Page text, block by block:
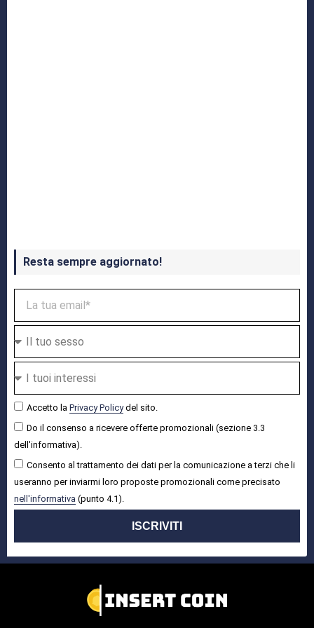
Resta sempre aggiornato!
Accetto la Privacy Policydel sito.
Do il consenso a ricevere offerte promozionali (sezione 3.3
dell'informativa).
Consento al trattamento dei dati per la comunicazione a terzi che li
useranno per inviarmi loro proposte promozionali come precisato
nell'informativa (punto 4.1).
ISCRIVITI